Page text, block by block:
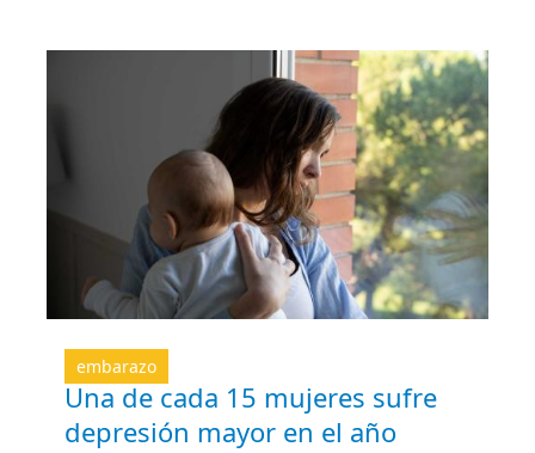
embarazo
Una de cada 15 mujeres sufre
depresión mayor en el año